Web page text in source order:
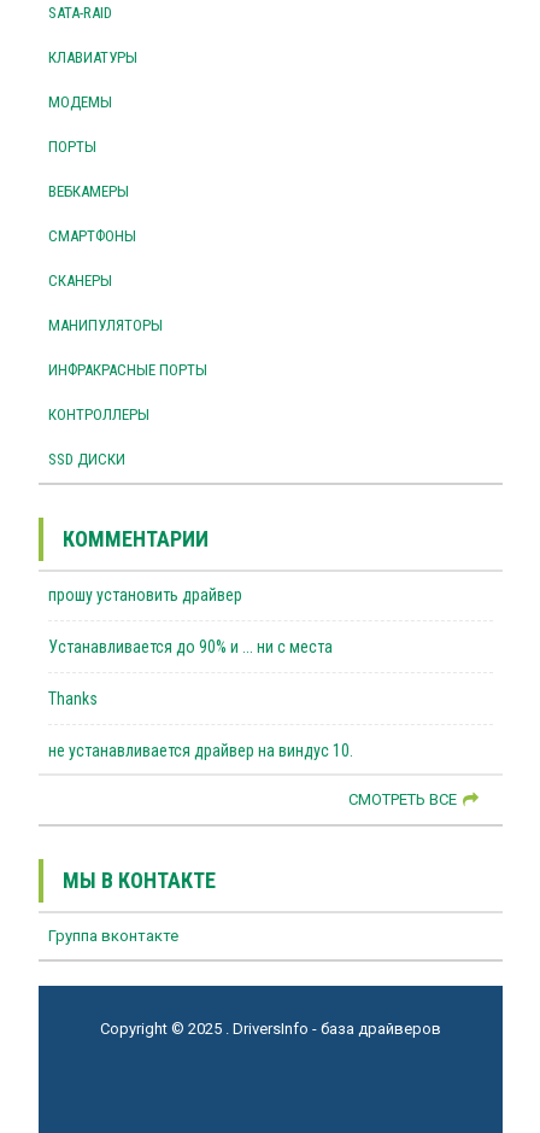
SATA-RAID
КЛАВИАТУРЫ
МОДЕМЫ
ПОРТЫ
ВЕБКАМЕРЫ
СМАРТФОНЫ
СКАНЕРЫ
МАНИПУЛЯТОРЫ
ИНФРАКРАСНЫЕ ПОРТЫ
КОНТРОЛЛЕРЫ
SSD ДИСКИ
КОММЕНТАРИИ
прошу установить драйвер
Устанавливается до 90% и ... ни с места
Thanks
не устанавливается драйвер на виндус 10.
СМОТРЕТЬ ВСЕ
МЫ В КОНТАКТЕ
Группа вконтакте
Copyright © 2025 . DriversInfo - база драйверов